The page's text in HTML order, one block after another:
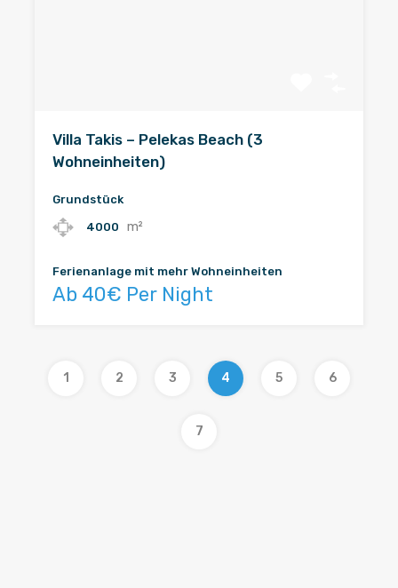
Villa Takis – Pelekas Beach (3
Wohneinheiten)
Grundstück
4000 m²
Ferienanlage mit mehr Wohneinheiten
Ab 40€ Per Night
1 2 3 4 5 6
7